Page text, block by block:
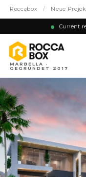
Roccabox / Neue
Current
MARBELLA ·
GEGRÜNDET 2017